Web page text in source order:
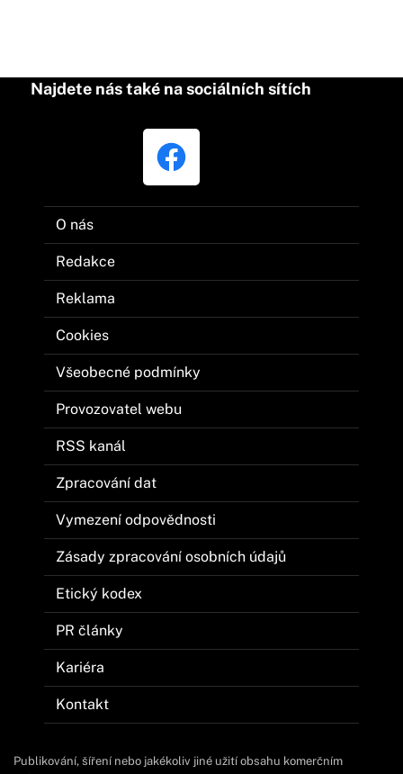
Najdete nás také na sociálních sítích
O nás
Redakce
Reklama
Cookies
Všeobecné podmínky
Provozovatel webu
RSS kanál
Zpracování dat
Vymezení odpovědnosti
Zásady zpracování osobních údajů
Etický kodex
PR články
Kariéra
Kontakt
Publikování, šíření nebo jakékoliv jiné užití obsahu komerčním